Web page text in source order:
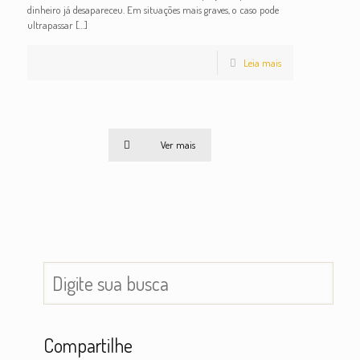
dinheiro já desapareceu. Em situações mais graves, o caso pode
ultrapassar[…]
Leia mais
Ver mais
Compartilhe